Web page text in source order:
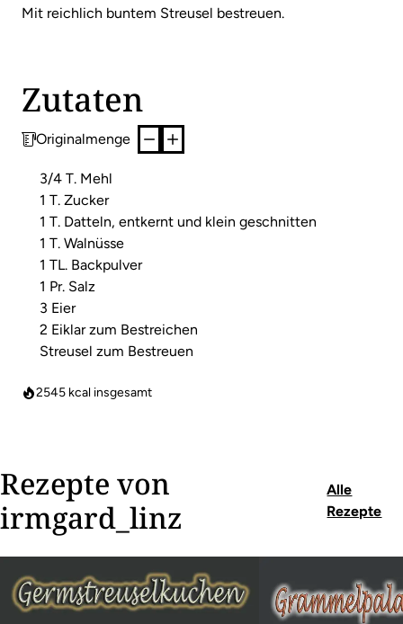
Mit reichlich buntem Streusel bestreuen.
Zutaten
Originalmenge
3/4 T. Mehl
1 T. Zucker
1 T. Datteln, entkernt und klein geschnitten
1 T. Walnüsse
1 TL. Backpulver
1 Pr. Salz
3 Eier
2 Eiklar zum Bestreichen
Streusel zum Bestreuen
2545 kcal insgesamt
Rezepte von
irmgard_linz
Alle
Rezepte